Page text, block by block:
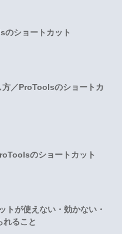
ショートカット
／ProToolsのショートカ
のショートカット
トが使えない・効かない・
れること